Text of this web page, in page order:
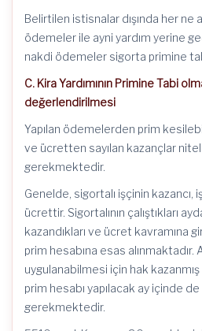
Belirtilen istisnalar dışında her ne
ödemeler ile ayni yardım yerine
nakdi ödemeler sigorta primine
C. Kira Yardımının Primine Tabi
değerlendirilmesi
Yapılan ödemelerden prim
ve ücretten sayılan kazançlar
gerekmektedir.
Genelde, sigortalı işçinin kazancı,
ücrettir. Sigortalının çalıştıkları
kazandıkları ve ücret kavramına
prim hesabına esas alınmaktadır.
uygulanabilmesi için hak
prim hesabı yapılacak ay içinde
gerekmektedir.